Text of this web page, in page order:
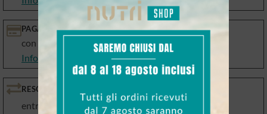
PAGAMENTI SICURI
con le migliori piattaforme
Info Metodi di pagamento
RESO GARANTITO
entro 10 giorni